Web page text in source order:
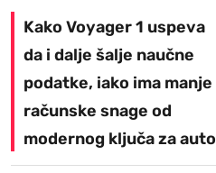
Kako Voyager 1 uspeva
da i dalje šalje naučne
podatke, iako ima manje
računske snage od
modernog ključa za auto